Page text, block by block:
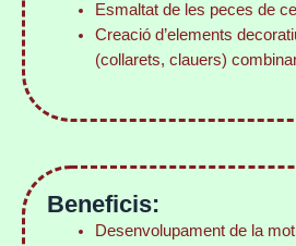
Esmaltat de les peces de
Creació d’elements
(collarets, clauers)
Beneficis:
Desenvolupament de la